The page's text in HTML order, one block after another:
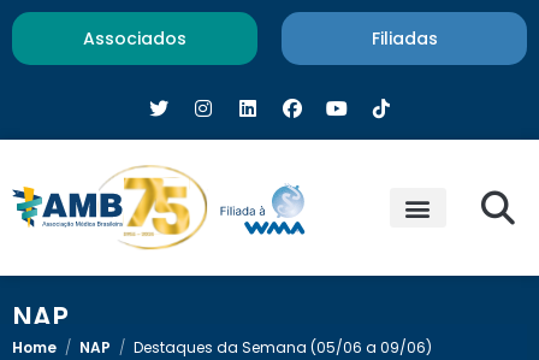
Associados Filiadas
NAP
Home / NAP / Destaques da Semana (05/06 a 09/06)